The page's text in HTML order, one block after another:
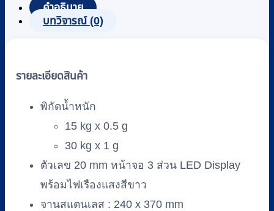
(Pricing
Scale)
SCALE
JSP
kg/0.5
g,
kg/1
g)
คำอธิบาย
บทวิจารณ์ (0)
รายละเอียดสินค้า
พิกัดน้ำหนัก
15 kg x 0.5 g
30 kg x 1 g
ตัวเลข 20 mm หน้าจอ 3 ส่วน LED Display
พร้อมไฟเรืองแสงสีขาว
จานสแตนเลส : 240 x 370 mm